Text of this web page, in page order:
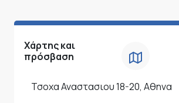
Χάρτης και
πρόσβαση
Τσοχα Αναστασιου 18-20, Αθηνα